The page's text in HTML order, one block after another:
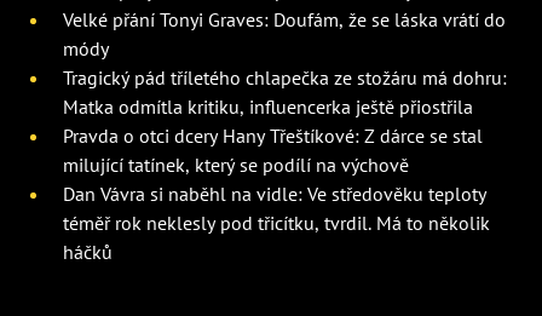
Velké přání Tonyi Graves: Doufám, že se láska vrátí do
módy
Tragický pád tříletého chlapečka ze stožáru má dohru:
Matka odmítla kritiku, influencerka ještě přiostřila
Pravda o otci dcery Hany Třeštíkové: Z dárce se stal
milující tatínek, který se podílí na výchově
Dan Vávra si naběhl na vidle: Ve středověku teploty
téměř rok neklesly pod třicítku, tvrdil. Má to několik
háčků